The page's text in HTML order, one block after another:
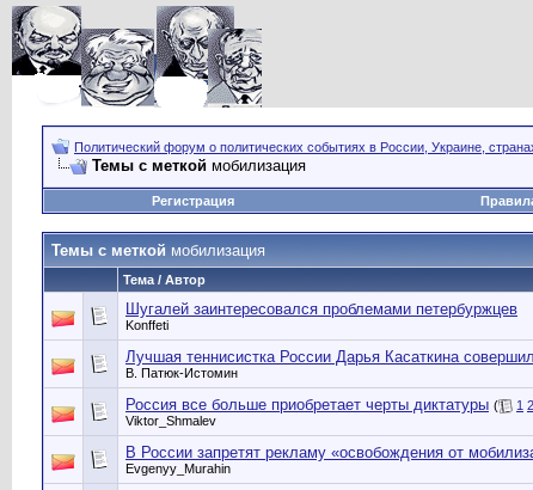
Политический форум о политических событиях в России, Украине,
Темы с меткой мобилизация
Регистрация
Темы с меткой мобилизация
Тема / Автор
Шугалей заинтересовался проблемами петербуржцев
Konffeti
Лучшая теннисистка России Дарья Касаткина
В. Патюк-Истомин
Россия все больше приобретает черты диктатуры ( 1 2
Viktor_Shmalev
В России запретят рекламу «освобождения от
Evgenyy_Murahin